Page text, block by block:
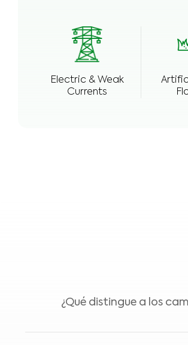
Electric & Weak
Currents
¿Qué distingue a los